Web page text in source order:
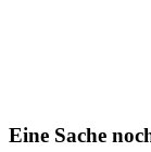
Eine Sache